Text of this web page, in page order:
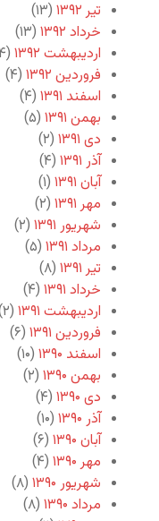
تیر ۱۳۹۲
(۱۳)
خرداد ۱۳۹۲
(۱۳)
اردیبهشت ۱۳۹۲
(۴)
فروردین ۱۳۹۲
(۴)
اسفند ۱۳۹۱
(۴)
بهمن ۱۳۹۱
(۵)
دی ۱۳۹۱
(۲)
آذر ۱۳۹۱
(۴)
آبان ۱۳۹۱
(۱)
مهر ۱۳۹۱
(۲)
شهریور ۱۳۹۱
(۲)
مرداد ۱۳۹۱
(۵)
تیر ۱۳۹۱
(۸)
خرداد ۱۳۹۱
(۴)
اردیبهشت ۱۳۹۱
(۲)
فروردین ۱۳۹۱
(۶)
اسفند ۱۳۹۰
(۱۰)
بهمن ۱۳۹۰
(۲)
دی ۱۳۹۰
(۴)
آذر ۱۳۹۰
(۱۰)
آبان ۱۳۹۰
(۶)
مهر ۱۳۹۰
(۴)
شهریور ۱۳۹۰
(۸)
مرداد ۱۳۹۰
(۸)